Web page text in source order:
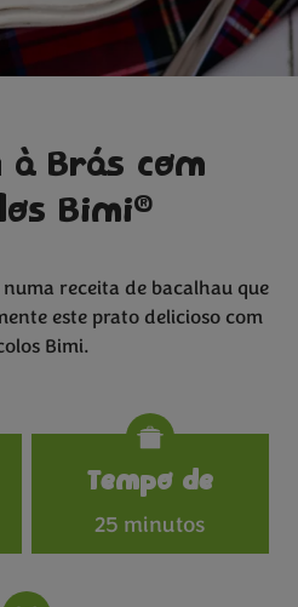
à Brás com
Bimi®
receita de bacalhau que
este prato delicioso com
Bimi.
Specifications
Tempo de
25 minutos